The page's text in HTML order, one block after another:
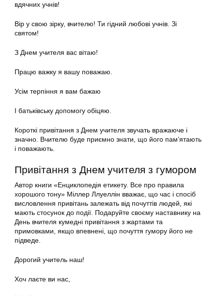
вдячних учнів!
Вір у свою зірку, вчителю! Ти гідний любові учнів. Зі
святом!
З Днем учителя вас вітаю!
Працю важку я вашу поважаю.
Усім терпіння я вам бажаю
І батьківську допомогу обіцяю.
Короткі привітання з Днем учителя звучать вражаюче і
значно. Вчителю буде приємно знати, що його пам’ятають
і поважають.
Привітання з Днем учителя з гумором
Автор книги «Енциклопедія етикету. Все про правила
хорошого тону» Міллер Ллуеллін вважає, що час і спосіб
висловлення привітань залежать від почуттів людей, які
мають стосунок до події. Подаруйте своєму наставнику на
День вчителя кумедні привітання з жартами та
примовками, якщо впевнені, що почуття гумору його не
підведе.
Дорогий учитель наш!
Хоч лаєте ви нас,